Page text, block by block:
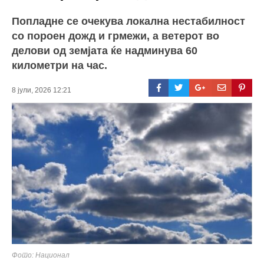
Попладне се очекува локална нестабилност
со пороен дожд и грмежи, а ветерот во
делови од земјата ќе надминува 60
километри на час.
8 јули, 2026 12:21
Фото: Национал